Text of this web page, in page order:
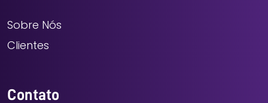
Sobre Nós
Clientes
Contato